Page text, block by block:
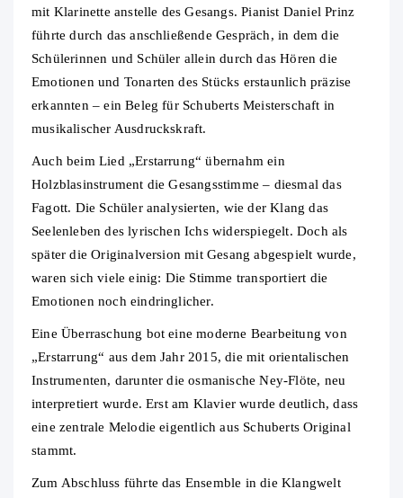
mit Klarinette anstelle des Gesangs. Pianist Daniel Prinz
führte durch das anschließende Gespräch, in dem die
Schülerinnen und Schüler allein durch das Hören die
Emotionen und Tonarten des Stücks erstaunlich präzise
erkannten – ein Beleg für Schuberts Meisterschaft in
musikalischer Ausdruckskraft.
Auch beim Lied „Erstarrung“ übernahm ein
Holzblasinstrument die Gesangsstimme – diesmal das
Fagott. Die Schüler analysierten, wie der Klang das
Seelenleben des lyrischen Ichs widerspiegelt. Doch als
später die Originalversion mit Gesang abgespielt wurde,
waren sich viele einig: Die Stimme transportiert die
Emotionen noch eindringlicher.
Eine Überraschung bot eine moderne Bearbeitung von
„Erstarrung“ aus dem Jahr 2015, die mit orientalischen
Instrumenten, darunter die osmanische Ney-Flöte, neu
interpretiert wurde. Erst am Klavier wurde deutlich, dass
eine zentrale Melodie eigentlich aus Schuberts Original
stammt.
Zum Abschluss führte das Ensemble in die Klangwelt